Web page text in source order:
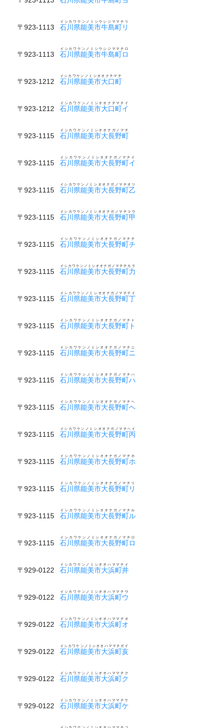
〒923-1113 石川県能美市牛島町リ
イシカワケンノミシウシジママチリ
〒923-1113 石川県能美市牛島町ロ
イシカワケンノミシウシジママチロ
〒923-1212 石川県能美市大口町
イシカワケンノミシオオクチマチ
〒923-1212 石川県能美市大口町イ
イシカワケンノミシオオクチマチイ
〒923-1115 石川県能美市大長野町
イシカワケンノミシオオナガノマチ
〒923-1115 石川県能美市大長野町イ
イシカワケンノミシオオナガノマチイ
〒923-1115 石川県能美市大長野町乙
イシカワケンノミシオオナガノマチオツ
〒923-1115 石川県能美市大長野町甲
イシカワケンノミシオオナガノマチコウ
〒923-1115 石川県能美市大長野町チ
イシカワケンノミシオオナガノマチチ
〒923-1115 石川県能美市大長野町力
イシカワケンノミシオオナガノマチチカラ
〒923-1115 石川県能美市大長野町丁
イシカワケンノミシオオナガノマチテイ
〒923-1115 石川県能美市大長野町ト
イシカワケンノミシオオナガノマチト
〒923-1115 石川県能美市大長野町ニ
イシカワケンノミシオオナガノマチニ
〒923-1115 石川県能美市大長野町ハ
イシカワケンノミシオオナガノマチハ
〒923-1115 石川県能美市大長野町ヘ
イシカワケンノミシオオナガノマチヘ
〒923-1115 石川県能美市大長野町丙
イシカワケンノミシオオナガノマチヘイ
〒923-1115 石川県能美市大長野町ホ
イシカワケンノミシオオナガノマチホ
〒923-1115 石川県能美市大長野町リ
イシカワケンノミシオオナガノマチリ
〒923-1115 石川県能美市大長野町ル
イシカワケンノミシオオナガノマチル
〒923-1115 石川県能美市大長野町ロ
イシカワケンノミシオオナガノマチロ
〒929-0122 石川県能美市大浜町井
イシカワケンノミシオオハママチイ
〒929-0122 石川県能美市大浜町ウ
イシカワケンノミシオオハママチウ
〒929-0122 石川県能美市大浜町オ
イシカワケンノミシオオハママチオ
〒929-0122 石川県能美市大浜町亥
イシカワケンノミシオオハママチガイ
〒929-0122 石川県能美市大浜町ク
イシカワケンノミシオオハママチク
〒929-0122 石川県能美市大浜町ケ
イシカワケンノミシオオハママチケ
イシカワケンノミシオオハママチコ